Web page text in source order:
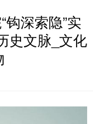
深索隐”实
史文脉_文化